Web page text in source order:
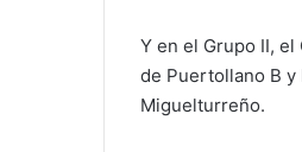
Y en el Grupo II,
de Puertollano B y
Miguelturreño.